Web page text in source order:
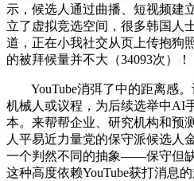
示，候选人通过曲播、短视频建
立了虚拟竞选空间，很多韩国人
道，正在小我社交从页上传抱狗
的被拜候量并不大（34093次）！
YouTube消弭了中的距离感。
机械人或议程，为后续选举中AI
本。来帮帮企业、研究机构和预
人平易近力量党的保守派候选人
一个判然不同的抽象——保守但
这种高度依赖YouTube获打消息